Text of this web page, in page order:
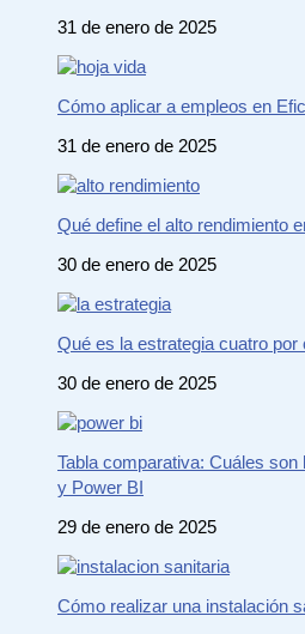
31 de enero de 2025
Cómo aplicar a empleos en
31 de enero de 2025
Qué define el alto rendimiento
30 de enero de 2025
Qué es la estrategia cuatro por
30 de enero de 2025
Tabla comparativa: Cuáles son
y Power BI
29 de enero de 2025
Cómo realizar una instalación